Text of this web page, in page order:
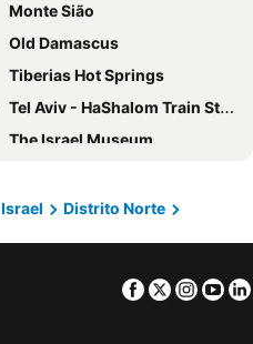
Monte Sião
Old Damascus
Tiberias Hot Springs
Tel Aviv - HaShalom Train Station
The Israel Museum
Israel Diamond Exchange
Israel
Distrito Norte
Facebook
Twitter